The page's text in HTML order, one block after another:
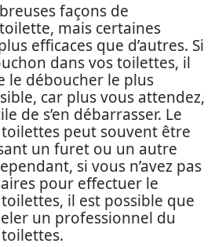
façons de
mais certaines
efficaces que d’autres. Si
dans vos toilettes, il
le déboucher le plus
car plus vous attendez,
de s’en débarrasser. Le
peut souvent être
un furet ou un autre
si vous n’avez pas
pour effectuer le
il est possible que
un professionnel du